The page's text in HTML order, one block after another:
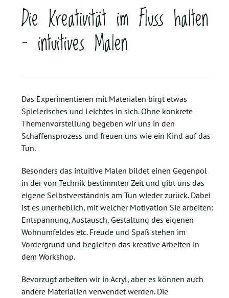
Die Kreativität im Fluss halten
– intuitives Malen
Das Experimentieren mit Materialen birgt etwas
Spielerisches und Leichtes in sich. Ohne konkrete
Themenvorstellung begeben wir uns in den
Schaffensprozess und freuen uns wie ein Kind auf das
Tun.
Besonders das intuitive Malen bildet einen Gegenpol
in der von Technik bestimmten Zeit und gibt uns das
eigene Selbstverständnis am Tun wieder zurück. Dabei
ist es unerheblich, mit welcher Motivation Sie arbeiten:
Entspannung, Austausch, Gestaltung des eigenen
Wohnumfeldes etc. Freude und Spaß stehen im
Vordergrund und begleiten das kreative Arbeiten in
dem Workshop.
Bevorzugt arbeiten wir in Acryl, aber es können auch
andere Materialien verwendet werden. Die